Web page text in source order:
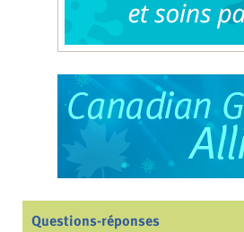
Questions-réponses